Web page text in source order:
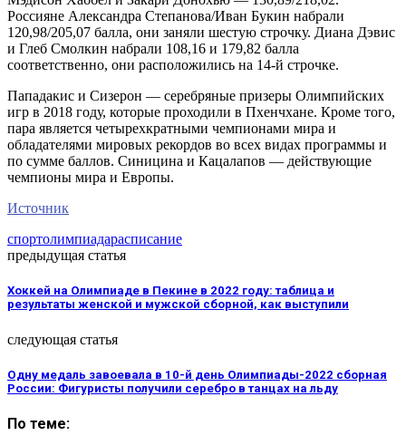
Россияне Александра Степанова/Иван Букин набрали
120,98/205,07 балла, они заняли шестую строчку. Диана Дэвис
и Глеб Смолкин набрали 108,16 и 179,82 балла
соответственно, они расположились на 14-й строчке.
Пападакис и Сизерон — серебряные призеры Олимпийских
игр в 2018 году, которые проходили в Пхенчхане. Кроме того,
пара является четырехкратными чемпионами мира и
обладателями мировых рекордов во всех видах программы и
по сумме баллов. Синицина и Кацалапов — действующие
чемпионы мира и Европы.
Источник
спортолимпиадарасписание
предыдущая статья
Хоккей на Олимпиаде в Пекине в 2022 году: таблица и
результаты женской и мужской сборной, как выступили
следующая статья
Одну медаль завоевала в 10-й день Олимпиады-2022 сборная
России: Фигуристы получили серебро в танцах на льду
По теме: